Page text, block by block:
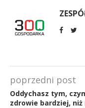
poprzedni post
Oddychasz tym,
zdrowie bardziej, niż